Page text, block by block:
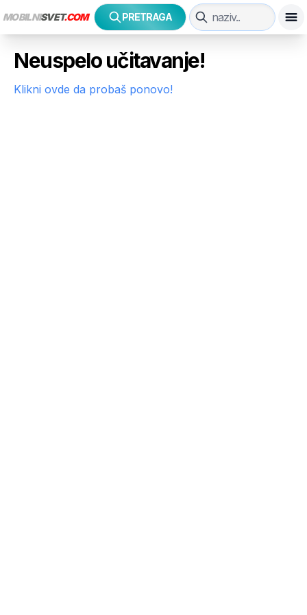
MOBILNISVET.COM PRETRAGA
Neuspelo učitavanje!
Klikni ovde da probaš ponovo!